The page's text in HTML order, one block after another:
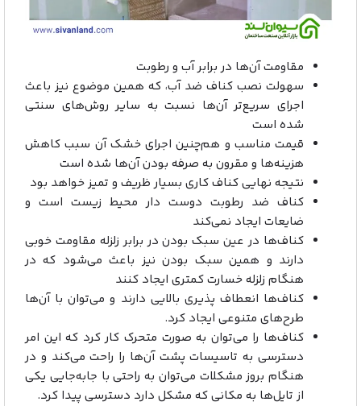
مقاومت آن‌ها در برابر آب و رطوبت
سهولت نصب کناف ضد آب، که همین موضوع نیز باعث
اجرای سریع‌تر آن‌ها نسبت به سایر روش‌های سنتی
شده است
قیمت مناسب و هم‌چنین اجرای خشک آن سبب کاهش
هزینه‌ها و مقرون به صرفه بودن آن‌ها شده است
نتیجه نهایی کناف کاری بسیار ظریف و تمیز خواهد بود
کناف ضد رطوبت دوست دار محیط زیست است و
ضایعات ایجاد نمی‌کند
کناف‌ها در عین سبک بودن در برابر زلزله مقاومت خوبی
دارند و همین سبک بودن نیز باعث می‌شود که در
هنگام زلزله خسارت کمتری ایجاد کنند
کناف‌ها انعطاف پذیری بالایی دارند و می‌توان با آن‌ها
طرح‌های متنوعی ایجاد کرد.
کناف‌ها را می‌توان به صورت متحرک کار کرد که این امر
دسترسی به تاسیسات پشت آن‌ها را راحت می‌کند و در
هنگام بروز مشکلات می‌توان به راحتی با جابه‌جایی یکی
از تایل‌ها به مکانی که مشکل دارد دسترسی پیدا کرد.